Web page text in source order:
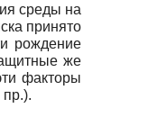
среды на
принято
рождение
же
факторы